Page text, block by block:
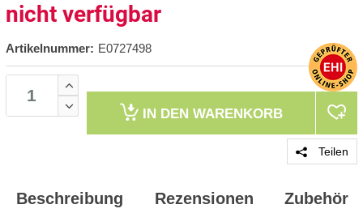
nicht verfügbar
Artikelnummer: E0727498
IN DEN WARENKORB
Teilen
Beschreibung Rezensionen Zubehör